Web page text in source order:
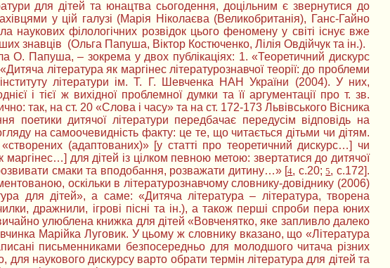
для дітей та юнацтва сьогодення, доцільним є звернутися до
у цій галузі (Марія Ніколаєва (Великобританія), Ганс-Гайно
філологічних розвідок цього феномену у світі існує вже
знавців (Ольга Папуша, Віктор Костюченко, Лілія Овдійчук та ін.).
О. Папуша, – зокрема у двох публікаціях: 1. «Теоретичний дискурс
література як маргінес літературознавчої теорії: до проблеми
літератури ім. Т. Г. Шевченка НАН України (2004). У них,
і тієї ж вихідної проблемної думки та її аргументації про т. зв.
так, на ст. 20 «Слова і часу» та на ст. 172-173 Львівського Вісника
поетики дитячої літератури передбачає передусім відповідь на
на самоочевидність факту: це те, що читається дітьми чи дітям.
(адаптованих)» [у статті про теоретичний дискурс…] чи
для дітей із цілком певною метою: звертатися до дитячої
розвивати смаки та вподобання, розважати дитину…» [4, с.20;5, с.172].
оскільки в літературознавчому словнику-довіднику (2006)
для дітей», а саме: «Дитяча література – література, творена
дражнили, ігрові пісні та ін.), а також перші спроби пера юних
улюблена книжка для дітей «Вовченятко, яке запливло далеко
Марійка Луговик. У цьому ж словнику вказано, що «Література
письменниками безпосередньо для молодшого читача різних
для наукового дискурсу варто обрати термін література для дітей та